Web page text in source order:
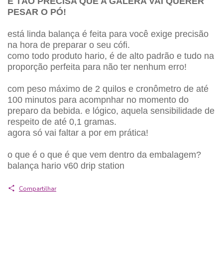
PESAR O PÓ!
está linda balança é feita para você exige precisão
na hora de preparar o seu cófi.
como todo produto hario, é de alto padrão e tudo na
proporção perfeita para não ter nenhum erro!
com peso máximo de 2 quilos e cronômetro de até
100 minutos para acompnhar no momento do
preparo da bebida. e lógico, aquela sensibilidade de
respeito de até 0,1 gramas.
agora só vai faltar a por em prática!
o que é o que é que vem dentro da embalagem?
balança hario v60 drip station
Compartilhar